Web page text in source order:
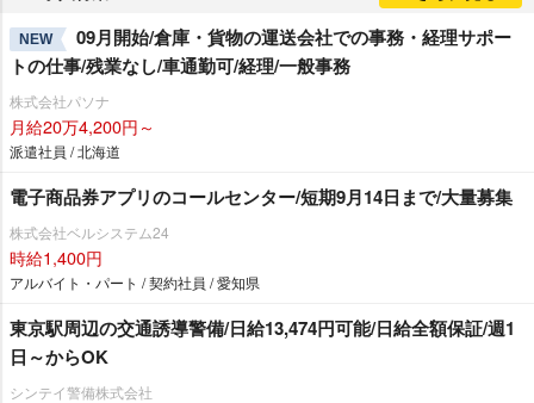
NEW
09月開始/倉庫・貨物の運送会社での事務・経理サポー
トの仕事/残業なし/車通勤可/経理/一般事務
株式会社パソナ
月給20万4,200円～
派遣社員 / 北海道
電子商品券アプリのコールセンター/短期9月14日まで/大量募集
株式会社ベルシステム24
時給1,400円
アルバイト・パート / 契約社員 / 愛知県
東京駅周辺の交通誘導警備/日給13,474円可能/日給全額保証/週1
日～からOK
シンテイ警備株式会社